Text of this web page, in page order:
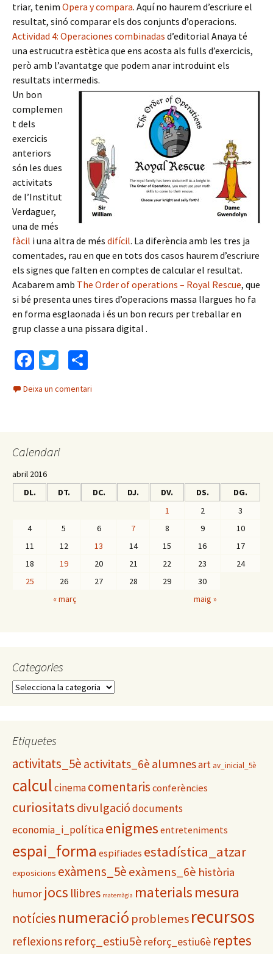
triar, tenim Opera y compara. Aquí no haurem d’escriure el
resultat, sinó comparar els dos conjunts d’operacions.
Actividad 4: Operaciones combinadas d’editorial Anaya té
una estrucutra estètica que ens acosta als fulls d’exercicis,
però amb l’avantatge que podem anar introduint els
resultats intermedis.
Un bon
complemen
t dels
exercicis
anteriors
són les dues
activitats
de l’Institut
Verdaguer,
una de més
fàcil i una altra de més difícil. La diferència amb les tres ja
comentades, rau en que en tots dos casos haurem d’escriure
els signes que falten en comptes de calcular el resultat.
Acabarem amb The Order of operations – Royal Rescue, que
si bé presenta unes tires d’operacions massa llargues ho fa
en forma esglaonada i és un bon recurs per treballar en
grup classe a una pissara digital .
Fa
b
k
T
tt
o
m
ix
Deixa un comentari
Calendari
abril 2016
DL.
DT. DC. DJ. DV. DS. DG.
« març maig »
1 2
3
4
5 6 7 8 9
10
11
12 13 14 15 16
17
18
19 20 21 22 23
24
25
26 27 28 29 30
Categories
C
g
r
e
Etiquetes
activitats_5è activitats_6è alumnesart av_inicial_5è
calculcinemacomentarisconferències
curiositatsdivulgaciódocuments
economia_i_políticaenigmes entreteniments
espai_forma espifiades estadística_atzar
exposicions exàmens_5èexàmens_6è història
humor jocs llibres matemàgia materialsmesura
notícies numeració problemesrecursos
reflexions reforç_estiu5è reforç_estiu6è reptes